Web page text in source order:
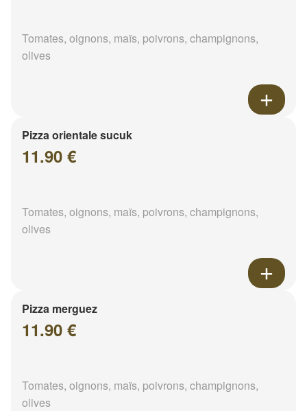
Tomates, oignons, maïs, poivrons, champignons,
olives
Pizza orientale sucuk
11.90 €
Tomates, oignons, maïs, poivrons, champignons,
olives
Pizza merguez
11.90 €
Tomates, oignons, maïs, poivrons, champignons,
olives